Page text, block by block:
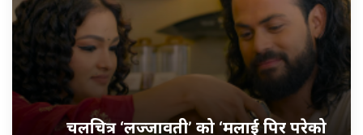
चलचित्र ‘लज्जावती’ को ‘मलाई पिर परेको